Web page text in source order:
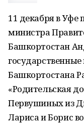
11 декабря в Уфе
министра
Башкортостан
Башкортостана
«Родительская
Первушиных из
Лариса и Борис